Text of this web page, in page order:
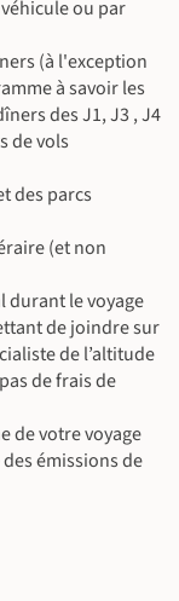
©
ou par
(à l'exception
à savoir les
des J1, J3 , J4
de vols
des parcs
(et non
durant le voyage
de joindre sur
de l’altitude
de frais de
de votre voyage
émissions de